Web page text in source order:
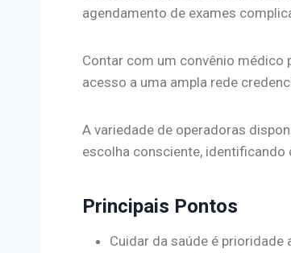
agendamento de exames
Contar com um convênio médico
acesso a uma ampla rede
A variedade de operadoras
escolha consciente, identificando
Principais Pontos
Cuidar da saúde é